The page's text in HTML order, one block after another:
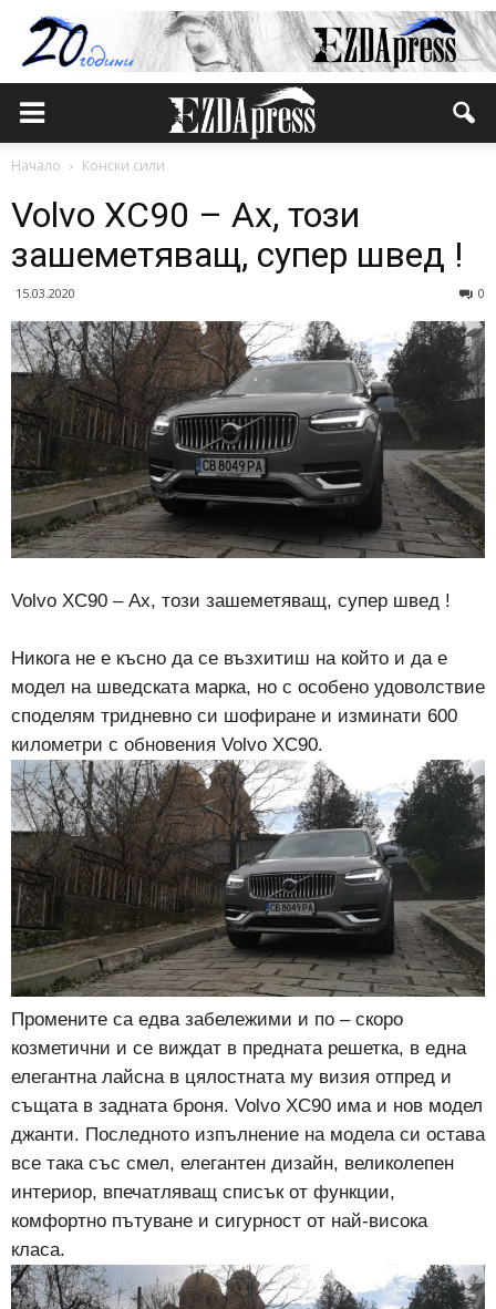
Начало Конски сили
Volvo XC90 – Ах, този
зашеметяващ, супер швед !
15.03.2020 0
Volvo XC90 – Ах, този зашеметяващ, супер швед !
Никога не е късно да се възхитиш на който и да е
модел на шведската марка, но с особено удоволствие
споделям тридневно си шофиране и изминати 600
километри с обновения Volvo XC90.
Промените са едва забележими и по – скоро
козметични и се виждат в предната решетка, в една
елегантна лайсна в цялостната му визия отпред и
същата в задната броня. Volvo XC90 има и нов модел
джанти. Последното изпълнение на модела си остава
все така със смел, елегантен дизайн, великолепен
интериор, впечатляващ списък от функции,
комфортно пътуване и сигурност от най-висока
класа.